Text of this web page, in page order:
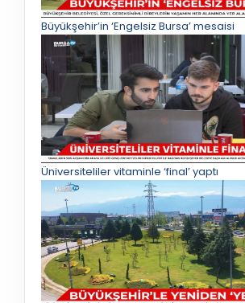
Büyükşehir’in ‘Engelsiz Bursa’ mesaisi
Üniversiteliler vitaminle ‘final’ yaptı